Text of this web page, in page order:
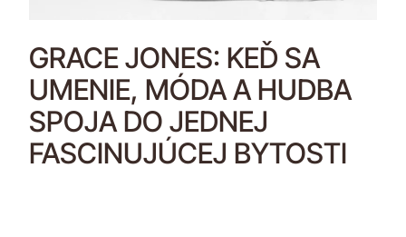
GRACE JONES: KEĎ SA
UMENIE, MÓDA A HUDBA
SPOJA DO JEDNEJ
FASCINUJÚCEJ BYTOSTI